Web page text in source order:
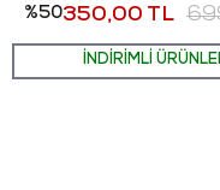
50350,00 TL
İNDİRİMLİ